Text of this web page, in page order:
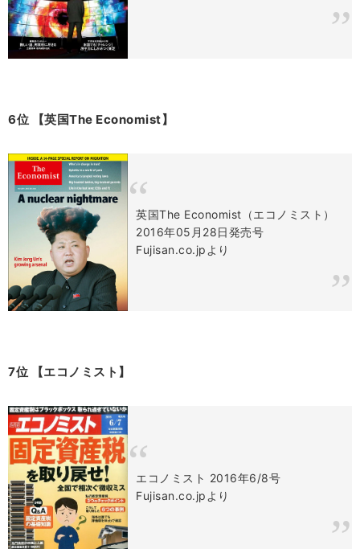
6位 【英国The Economist】
英国The Economist（エコノミスト）
2016年05月28日発売号
Fujisan.co.jpより
7位 【エコノミスト】
エコノミスト 2016年6/8号
Fujisan.co.jpより